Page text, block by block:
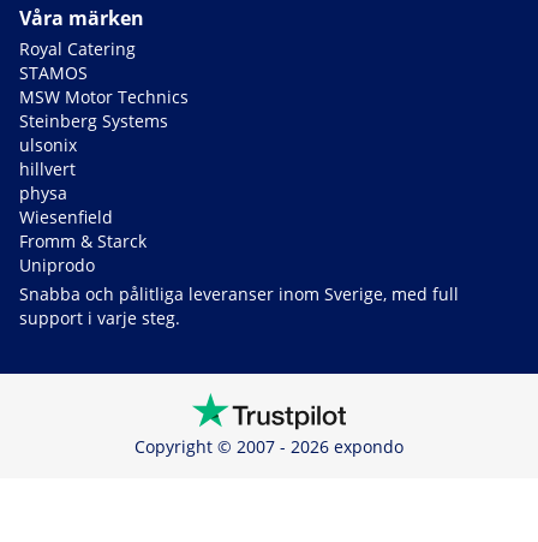
Våra märken
Royal Catering
STAMOS
MSW Motor Technics
Steinberg Systems
ulsonix
hillvert
physa
Wiesenfield
Fromm & Starck
Uniprodo
Snabba och pålitliga leveranser inom Sverige, med full
support i varje steg.
Copyright © 2007 - 2026 expondo